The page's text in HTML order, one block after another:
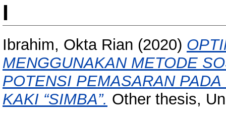
I
Ibrahim, Okta Rian (2020)
MENGGUNAKAN METODE
POTENSI PEMASARAN
KAKI “SIMBA”. Other thesis,